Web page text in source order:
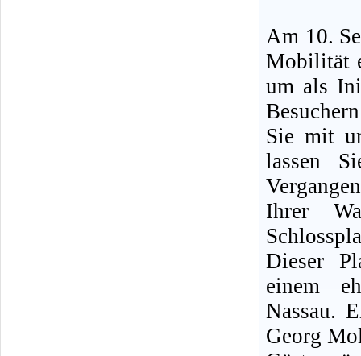
Am 10.
Mobilität
um als
Sie mit
lassen
Ihrer
Dieser
einem
Nassau.
Georg